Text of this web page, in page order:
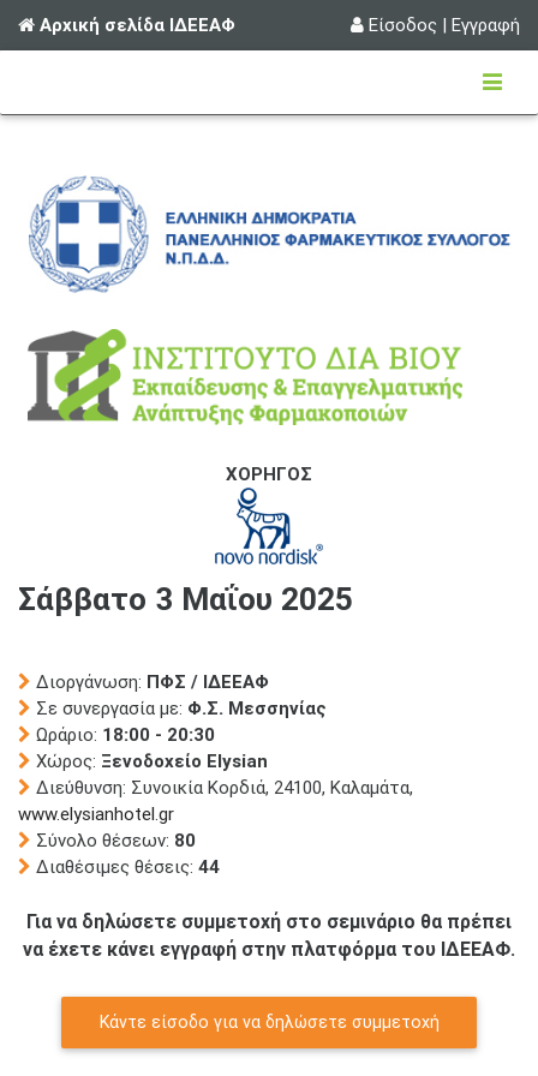
Αρχική σελίδα ΙΔΕΕΑΦ Είσοδος | Εγγραφή
ΧΟΡΗΓΟΣ
Σάββατο 3 Μαΐου 2025
Διοργάνωση: ΠΦΣ / ΙΔΕΕΑΦ
Σε συνεργασία με: Φ.Σ. Μεσσηνίας
Ωράριο: 18:00 - 20:30
Χώρος: Ξενοδοχείο Elysian
Διεύθυνση: Συνοικία Κορδιά, 24100, Καλαμάτα,
www.elysianhotel.gr
Σύνολο θέσεων: 80
Διαθέσιμες θέσεις: 44
Για να δηλώσετε συμμετοχή στο σεμινάριο θα πρέπει
να έχετε κάνει εγγραφή στην πλατφόρμα του ΙΔΕΕΑΦ.
Κάντε είσοδο για να δηλώσετε συμμετοχή